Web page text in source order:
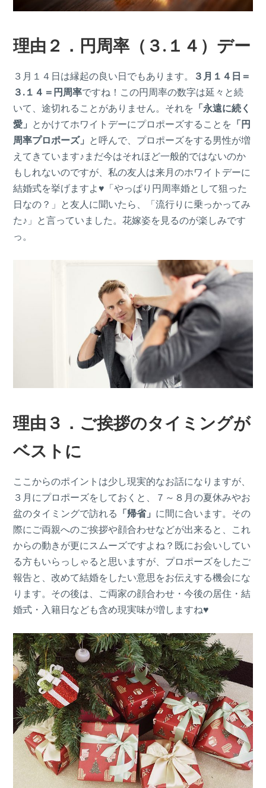
理由２．円周率（３.１４）デー
３月１４日は縁起の良い日でもあります。 ３ 月１４日＝
３.１４＝円周率ですね！この円周率の数字は延々と続
いて、途切れることがありません。それを 「永遠に続く
愛」 とかけてホワイトデーにプロポーズすることを 「円
周率プロポーズ」 と呼んで、プロポーズをする男性が増
えてきています♪まだ今はそれほど一般的ではないのか
もしれないのですが、私の友人は来月のホワイトデーに
結婚式を挙げますよ♥「やっぱり円周率婚として狙った
日なの？」と友人に聞いたら、「流行りに乗っかってみ
た♪」と言っていました。花嫁姿を見るのが楽しみです
っ。
理由３．ご挨拶のタイミングが
ベストに
ここからのポイントは少し現実的なお話になりますが、
３月にプロポーズをしておくと、７～８月の夏休みやお
盆のタイミングで訪れる 「帰省」 に間に合います。その
際にご両親へのご挨拶や顔合わせなどが出来ると、これ
からの動きが更にスムーズですよね？既にお会いしてい
る方もいらっしゃると思いますが、プロポーズをしたご
報告と、改めて結婚をしたい意思をお伝えする機会にな
ります。その後は、ご両家の顔合わせ・今後の居住・結
婚式・入籍日なども含め現実味が増しますね♥